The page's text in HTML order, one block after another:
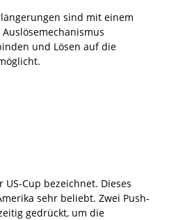
sind mit einem
und Lösen auf die
US-Cup bezeichnet. Dieses
sehr beliebt. Zwei Push-
gedrückt, um die